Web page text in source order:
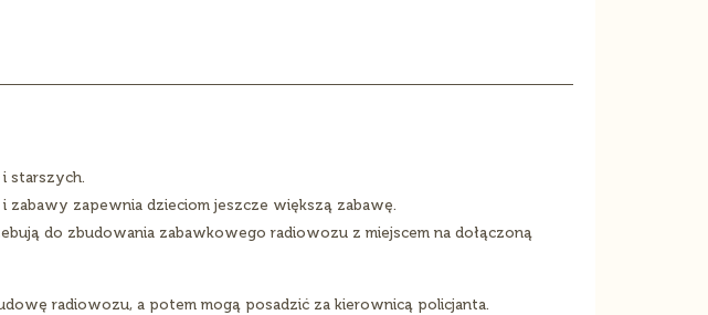
starszych.
zabawy zapewnia dzieciom jeszcze większą zabawę.
do zbudowania zabawkowego radiowozu z miejscem na dołączoną
radiowozu, a potem mogą posadzić za kierownicą policjanta.